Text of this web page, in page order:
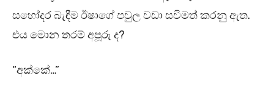
සහෝදර බැඳීම ඊෂාගේ පවුල වඩා සවිමත් කරනු ඇත.
එය මොන තරම් අපූරු ද?
“අක්කේ…”